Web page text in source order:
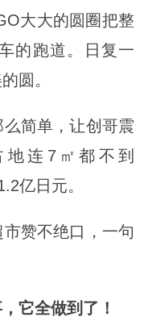
大大的圆圈把整
的跑道。日复一
圆。
简单，让创哥震
地连7㎡都不到
亿日元。
赞不绝口，一句
它全做到了！